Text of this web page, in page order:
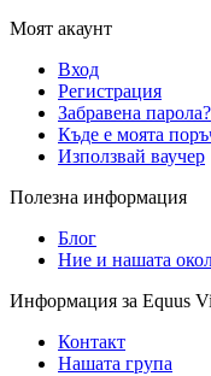
Моят акаунт
Вход
Регистрация
Забравена парола?
Къде е моята
Използвай ваучер
Полезна информация
Блог
Ние и нашата
Информация за Equus
Контакт
Нашата група